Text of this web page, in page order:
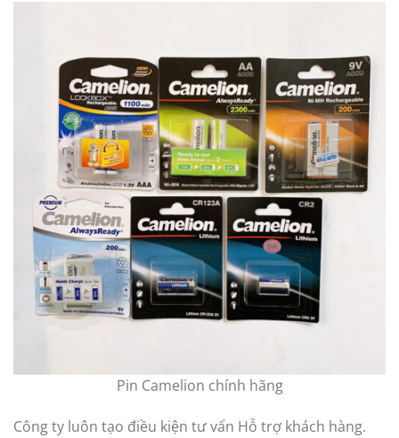
Pin Camelion chính hãng
Công ty luôn tạo điều kiện tư vấn Hỗ trợ khách hàng.